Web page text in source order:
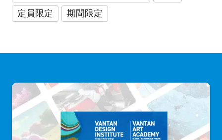
定員限定
期間限定